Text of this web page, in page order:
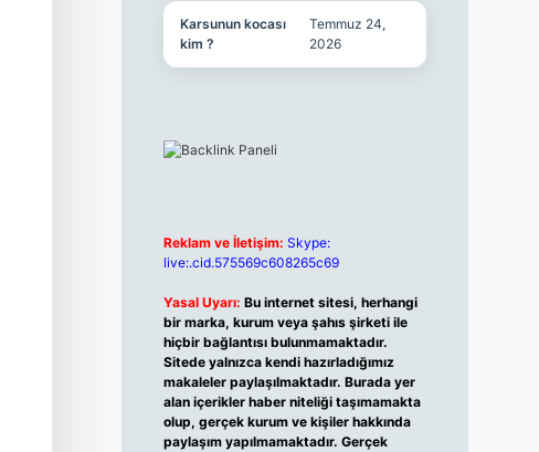
Karsunun kocası
kim ?
Temmuz 24,
2026
Reklam ve İletişim: Skype:
live:.cid.575569c608265c69
Yasal Uyarı: Bu internet sitesi, herhangi
bir marka, kurum veya şahıs şirketi ile
hiçbir bağlantısı bulunmamaktadır.
Sitede yalnızca kendi hazırladığımız
makaleler paylaşılmaktadır. Burada yer
alan içerikler haber niteliği taşımamakta
olup, gerçek kurum ve kişiler hakkında
paylaşım yapılmamaktadır. Gerçek